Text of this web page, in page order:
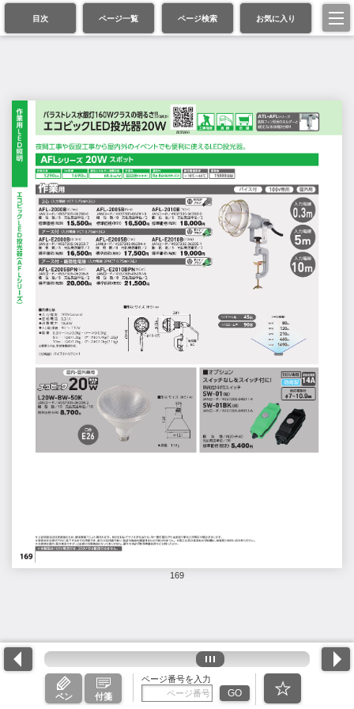
目次 ページ一覧 ページ検索 お気に入り
169
ペン 付箋
ページ番号を入力
GO